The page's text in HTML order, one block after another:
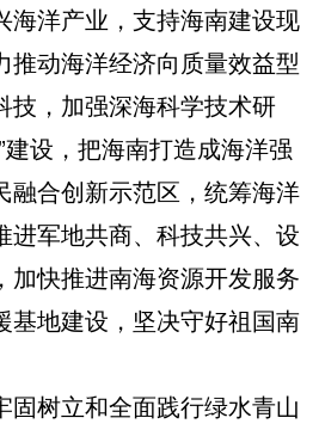
海洋产业，支持海南建设现
推动海洋经济向质量效益型
技，加强深海科学技术研
建设，把海南打造成海洋强
融合创新示范区，统筹海洋
进军地共商、科技共兴、设
加快推进南海资源开发服务
基地建设，坚决守好祖国南
树立和全面践行绿水青山